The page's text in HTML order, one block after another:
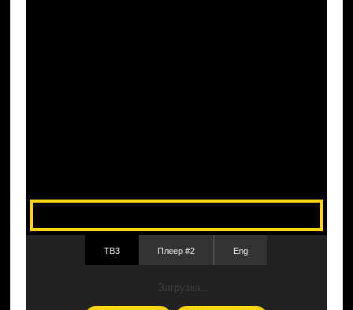
ТВ3 Плеер #2 Eng
Загрузка...